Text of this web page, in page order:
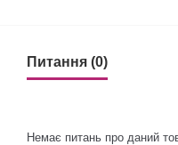
Питання (0)
Немає питань про даний